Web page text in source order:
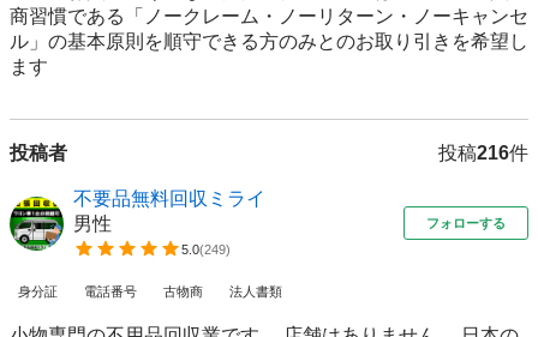
商習慣である「ノークレーム・ノーリターン・ノーキャンセ
ル」の基本原則を順守できる方のみとのお取り引きを希望し
ます
投稿者 投稿216件
不要品無料回収ミライ
男性
5.0(249)
フォローする
身分証 電話番号 古物商 法人書類